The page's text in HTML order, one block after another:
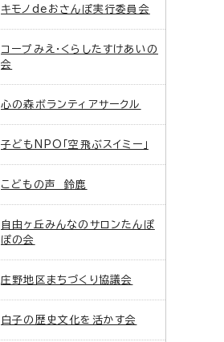
キモノdeおさんぽ実行委員会
コープみえ・くらしたすけあいの
会
心の森ボランティアサークル
子どもNPO「空飛ぶスイミー」
こどもの声 鈴鹿
自由ヶ丘みんなのサロンたんぽ
ぽの会
庄野地区まちづくり協議会
白子の歴史文化を活かす会